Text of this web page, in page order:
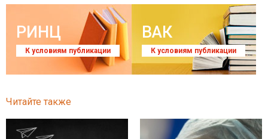
РИНЦ
К условиям публикации
ВАК
К условиям публикации
Читайте также